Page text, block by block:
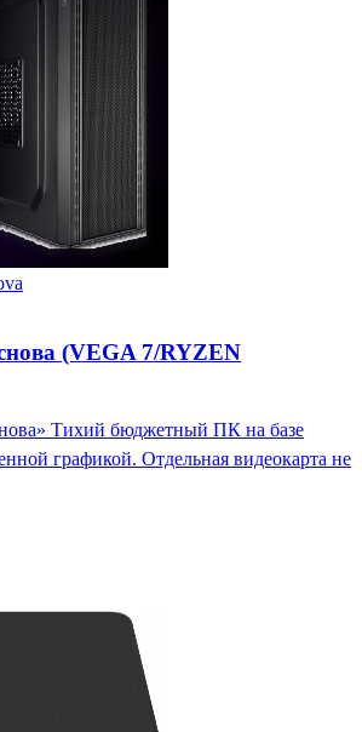
(VEGA 7/RYZEN
Тихий бюджетный ПК на базе
графикой. Отдельная видеокарта не